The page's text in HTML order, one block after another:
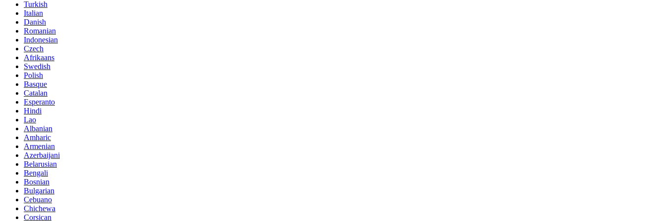
Turkish
Italian
Danish
Romanian
Indonesian
Czech
Afrikaans
Swedish
Polish
Basque
Catalan
Esperanto
Hindi
Lao
Albanian
Amharic
Armenian
Azerbaijani
Belarusian
Bengali
Bosnian
Bulgarian
Cebuano
Chichewa
Corsican